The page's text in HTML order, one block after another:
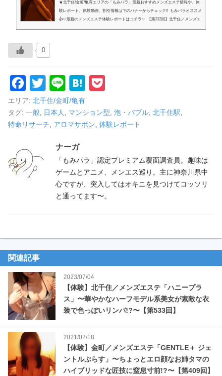
★北千住/金町/亀有エリアの「もみパラ」最新おすすめメンズエステ情報や、体
験レポート、体験動画、割引情報は下のバナーからチェック!! もみパラオススメ
👍✨最新のメンズエステ体験レポートはコチラ✨ 【第232回】北千住／メンズエ
0
F
a
c
e
b
o
o
T
wi
tt
er
Li
n
e
H
e
n
ck
et
エリア: 北千住/金町/亀有
タグ: 一般 日本人 マンション型 泡・バブル 北千住駅
特命リサーチ
アロマサボン 体験レポート
ナーガ
「もみパラ」認定プレミアム覆面調査員。趣味は
ゲームとアニメ、メンエス巡り。主に神奈川県中
心ですが、突入してはオキニを見つけてコッソリ
と通ってます〜。
関連記事
2023/07/04
【体験】北千住／メンズエステ「ハニープラ
ス」〜華やかなハーフモデル系美女が素敵な衣
装で色っぽいリンパ!?〜【第533回】
2021/02/18
【体験】金町／メンズエステ「GENTLE＋ ジェ
ントルぷらす」〜ちょっとエロ顔なお姉タマの
ハイブリッドな匠技に窒息寸前!?〜【第409回】